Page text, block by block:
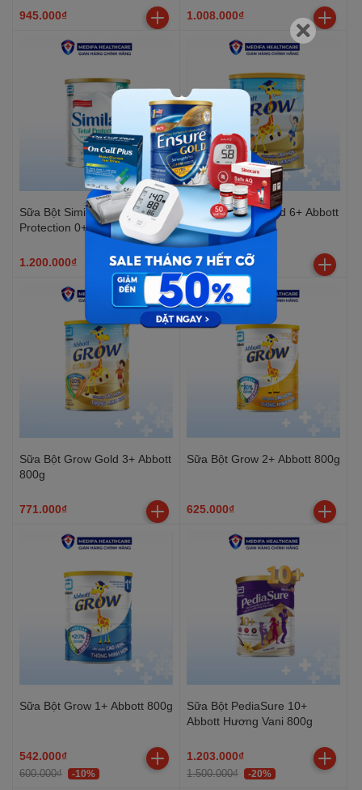
945.000₫ 1.008.000₫
Sữa Bột Similac Total
Protection 0+ Abbott 800g
1.200.000₫
Sữa Bột Grow Gold 6+ Abbott
800g
788.000₫
Sữa Bột Grow Gold 3+ Abbott
800g
771.000₫
Sữa Bột Grow 2+ Abbott 800g
625.000₫
Sữa Bột Grow 1+ Abbott 800g
542.000₫
600.000₫ -10%
Sữa Bột PediaSure 10+
Abbott Hương Vani 800g
1.203.000₫
1.500.000₫ -20%